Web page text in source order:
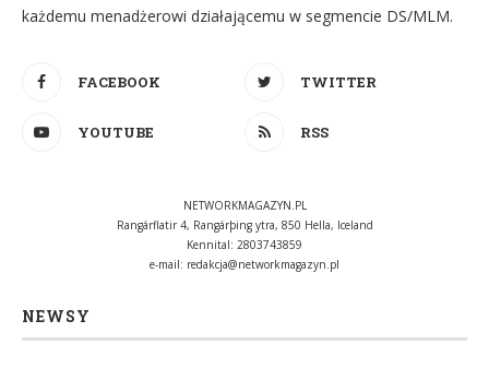
każdemu menadżerowi działającemu w segmencie DS/MLM.
FACEBOOK TWITTER
YOUTUBE RSS
NETWORKMAGAZYN.PL
Rangárflatir 4, Rangárþing ytra, 850 Hella, Iceland
Kennital: 2803743859
e-mail: redakcja@networkmagazyn.pl
NEWSY